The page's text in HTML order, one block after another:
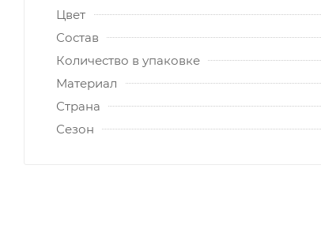
Цвет
Состав
Количество в упаковке
Материал
Страна
Сезон